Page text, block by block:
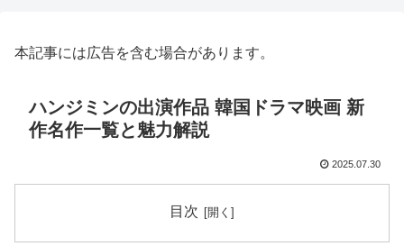
本記事には広告を含む場合があります。
ハンジミンの出演作品 韓国ドラマ映画 新
作名作一覧と魅力解説
2025.07.30
目次